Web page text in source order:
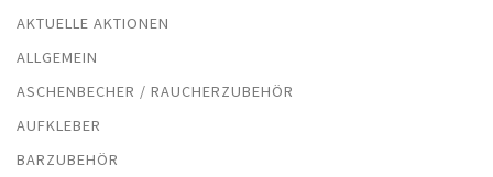
AKTUELLE AKTIONEN
ALLGEMEIN
ASCHENBECHER / RAUCHERZUBEHÖR
AUFKLEBER
BARZUBEHÖR